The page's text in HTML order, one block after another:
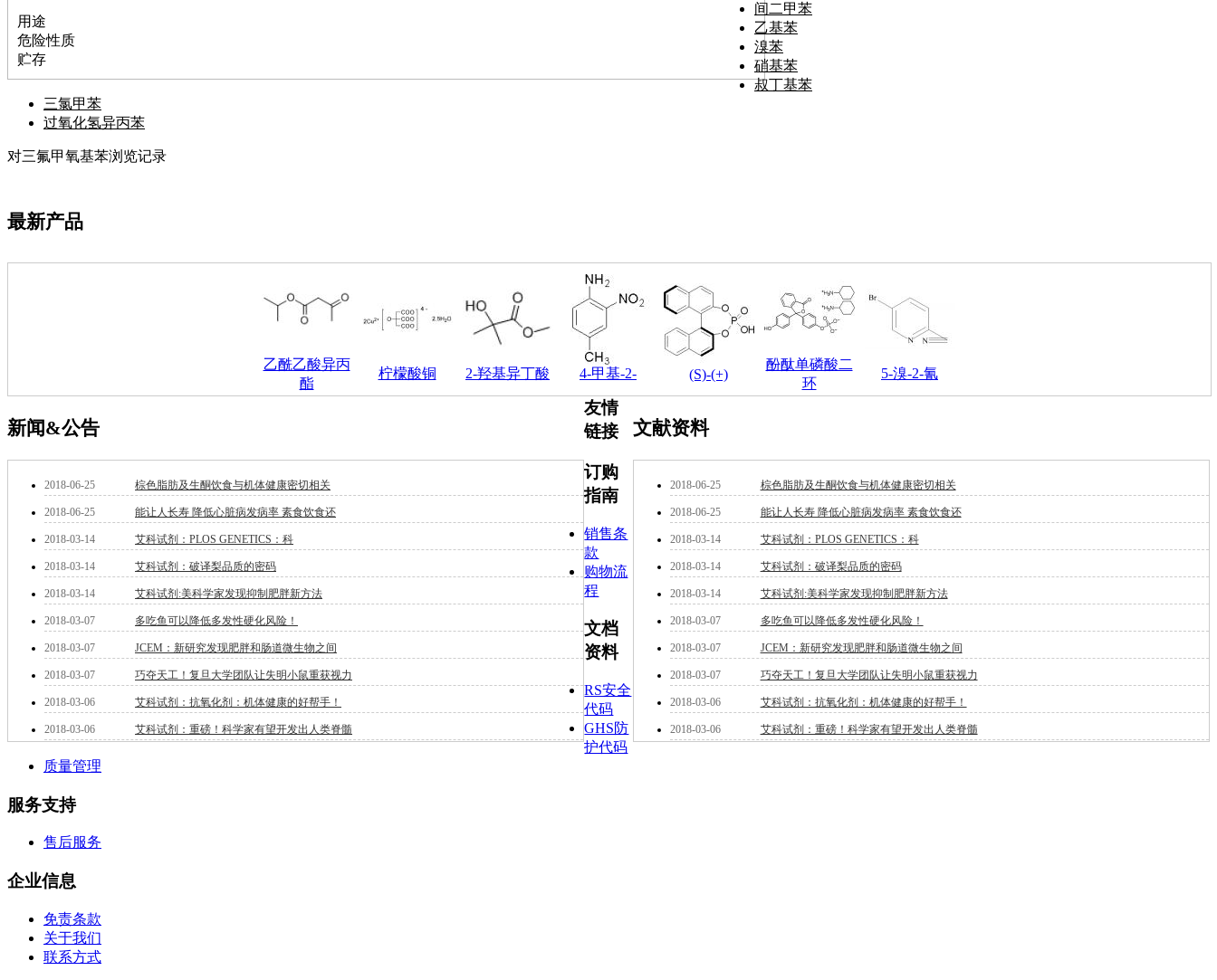
锰
硅烷
酰氯
林
钼
脲
镍
铍
噻吩
筛
砷
石
试纸
松
钛
钽
锑
酮
温
肟
芴
硒
锌
盐
吲哚
油
用途
危险性质
贮存
间二甲苯
乙基苯
溴苯
硝基苯
叔丁基苯
三氯甲苯
过氧化氢异丙苯
对三氟甲氧基苯浏览记录
最新产品
乙酰乙酸异丙
酯
柠檬酸铜 2-羟基异丁酸 4-甲基-2- (S)-(+)
酚酞单磷酸二
环
5-溴-2-氰
新闻&公告
2018-06-25 棕色脂肪及生酮饮食与机体健康密切相关
2018-06-25 能让人长寿 降低心脏病发病率 素食饮食还
2018-03-14 艾科试剂：PLOS GENETICS：科
2018-03-14 艾科试剂：破译梨品质的密码
2018-03-14 艾科试剂:美科学家发现抑制肥胖新方法
2018-03-07 多吃鱼可以降低多发性硬化风险！
2018-03-07 JCEM：新研究发现肥胖和肠道微生物之间
2018-03-07 巧夺天工！复旦大学团队让失明小鼠重获视力
2018-03-06 艾科试剂：抗氧化剂：机体健康的好帮手！
2018-03-06 艾科试剂：重磅！科学家有望开发出人类脊髓
文献资料
2018-06-25 棕色脂肪及生酮饮食与机体健康密切相关
2018-06-25 能让人长寿 降低心脏病发病率 素食饮食还
2018-03-14 艾科试剂：PLOS GENETICS：科
2018-03-14 艾科试剂：破译梨品质的密码
2018-03-14 艾科试剂:美科学家发现抑制肥胖新方法
2018-03-07 多吃鱼可以降低多发性硬化风险！
2018-03-07 JCEM：新研究发现肥胖和肠道微生物之间
2018-03-07 巧夺天工！复旦大学团队让失明小鼠重获视力
2018-03-06 艾科试剂：抗氧化剂：机体健康的好帮手！
2018-03-06 艾科试剂：重磅！科学家有望开发出人类脊髓
友情
链接
订购
指南
销售条
款
购物流
程
文档
资料
RS安全
代码
GHS防
护代码
质量管理
服务支持
售后服务
企业信息
免责条款
关于我们
联系方式